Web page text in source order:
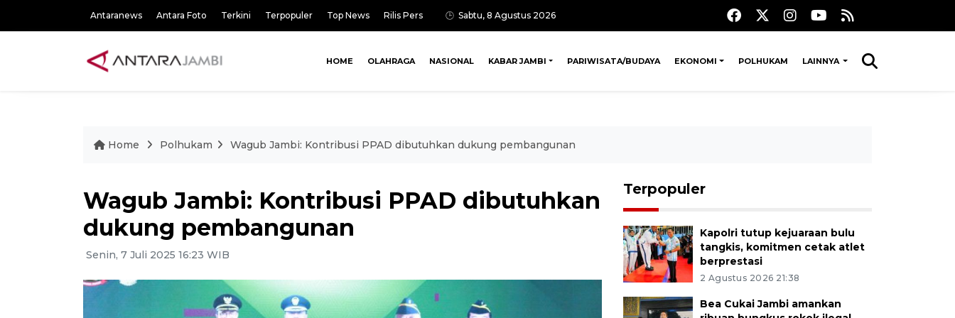
Antaranews Antara Foto Terkini Terpopuler Top News Rilis Pers Sabtu, 8 Agustus 2026
HOME OLAHRAGA NASIONAL KABAR JAMBI PARIWISATA/BUDAYA EKONOMI POLHUKAM LAINNYA
Home Polhukam Wagub Jambi: Kontribusi PPAD dibutuhkan dukung pembangunan
Wagub Jambi: Kontribusi PPAD dibutuhkan
dukung pembangunan
Senin, 7 Juli 2025 16:23 WIB
Terpopuler
Kapolri tutup kejuaraan bulu
tangkis, komitmen cetak atlet
berprestasi
2 Agustus 2026 21:38
Bea Cukai Jambi amankan